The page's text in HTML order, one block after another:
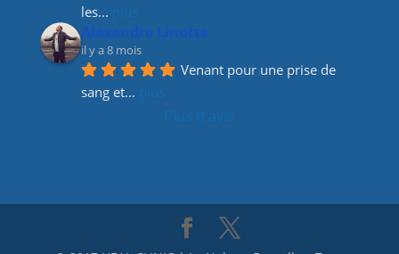
les... plus
Alexandre Linotte
il y a 8 mois
Venant pour une prise de
sang et... plus
Plus d'avis